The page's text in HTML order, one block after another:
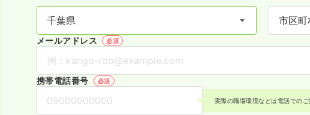
メールアドレス 必須
携帯電話番号 必須
実際の職場環境などは電話での